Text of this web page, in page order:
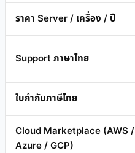
ราคา Server / เครื่อง / ปี
Support ภาษาไทย
ใบกำกับภาษีไทย
Cloud Marketplace (AWS /
Azure / GCP)